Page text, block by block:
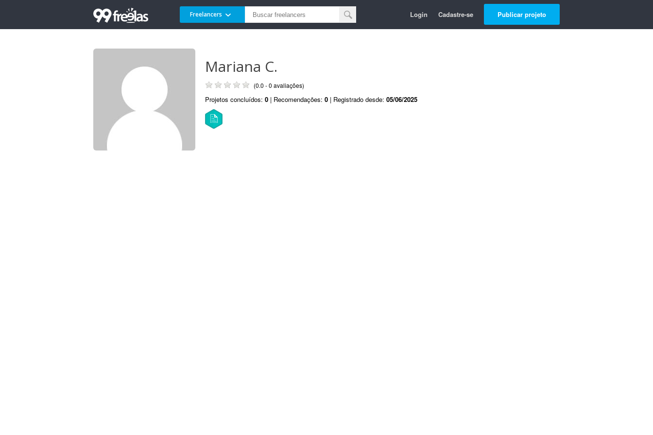
Freelancers Login Cadastre-se Publicar projeto
Mariana C.
(0.0 - 0 avaliações)
Projetos concluídos: 0 | Recomendações: 0 | Registrado desde: 05/06/2025